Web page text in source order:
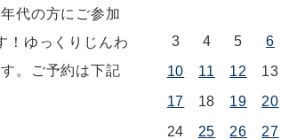
代の方にご参加
！ゆっくりじんわ
。ご予約は下記
3
4 5 6
10
11 12 13
17
18 19 20
24
25 26 27